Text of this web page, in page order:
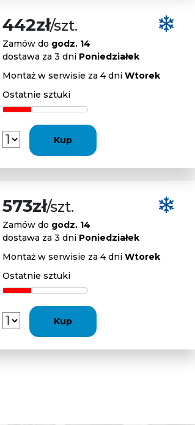
442zł/szt.
Zamów do godz. 14
dostawa za 3 dni Poniedziałek
Montaż w serwisie za 4 dni Wtorek
Ostatnie sztuki
Kup
573zł/szt.
Zamów do godz. 14
dostawa za 3 dni Poniedziałek
Montaż w serwisie za 4 dni Wtorek
Ostatnie sztuki
Kup